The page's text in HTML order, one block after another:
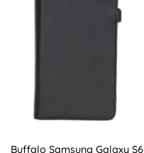
Buffalo Samsung Galaxy S6